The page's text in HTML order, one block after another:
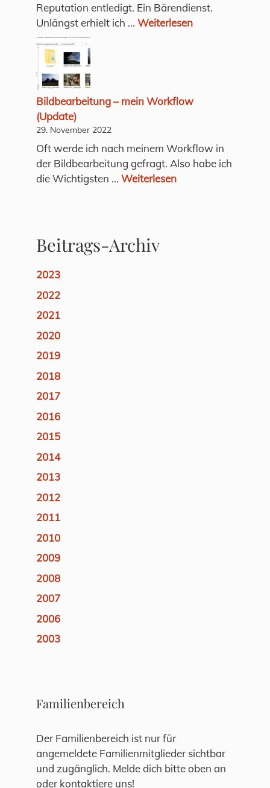
Reputation entledigt. Ein Bärendienst.
Unlängst erhielt ich ... Weiterlesen
Bildbearbeitung – mein Workflow
(Update)
29. November 2022
Oft werde ich nach meinem Workflow in
der Bildbearbeitung gefragt. Also habe ich
die Wichtigsten ... Weiterlesen
Beitrags-Archiv
2023
2022
2021
2020
2019
2018
2017
2016
2015
2014
2013
2012
2011
2010
2009
2008
2007
2006
2003
Familienbereich
Der Familienbereich ist nur für
angemeldete Familienmitglieder sichtbar
und zugänglich. Melde dich bitte oben an
oder kontaktiere uns!